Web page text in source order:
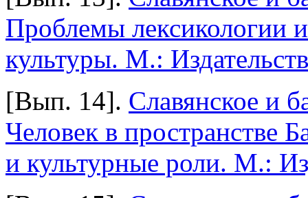
Проблемы лексикологии
культуры. М.:
[Вып. 14]. Славянское и
Человек в пространстве
и культурные роли. М.: